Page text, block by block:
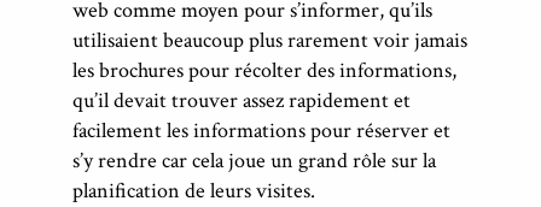
web comme moyen pour s’informer, qu’ils
utilisaient beaucoup plus rarement voir jamais
les brochures pour récolter des informations,
qu’il devait trouver assez rapidement et
facilement les informations pour réserver et
s’y rendre car cela joue un grand rôle sur la
planification de leurs visites.